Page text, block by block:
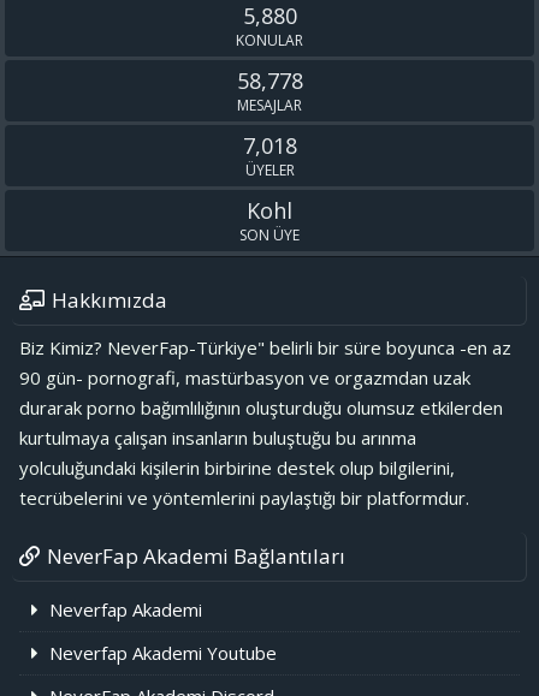
5,880
KONULAR
58,778
MESAJLAR
7,018
ÜYELER
Kohl
SON ÜYE
Hakkımızda
Biz Kimiz? NeverFap-Türkiye" belirli bir süre boyunca -en az
90 gün- pornografi, mastürbasyon ve orgazmdan uzak
durarak porno bağımlılığının oluşturduğu olumsuz etkilerden
kurtulmaya çalışan insanların buluştuğu bu arınma
yolculuğundaki kişilerin birbirine destek olup bilgilerini,
tecrübelerini ve yöntemlerini paylaştığı bir platformdur.
NeverFap Akademi Bağlantıları
Neverfap Akademi
Neverfap Akademi Youtube